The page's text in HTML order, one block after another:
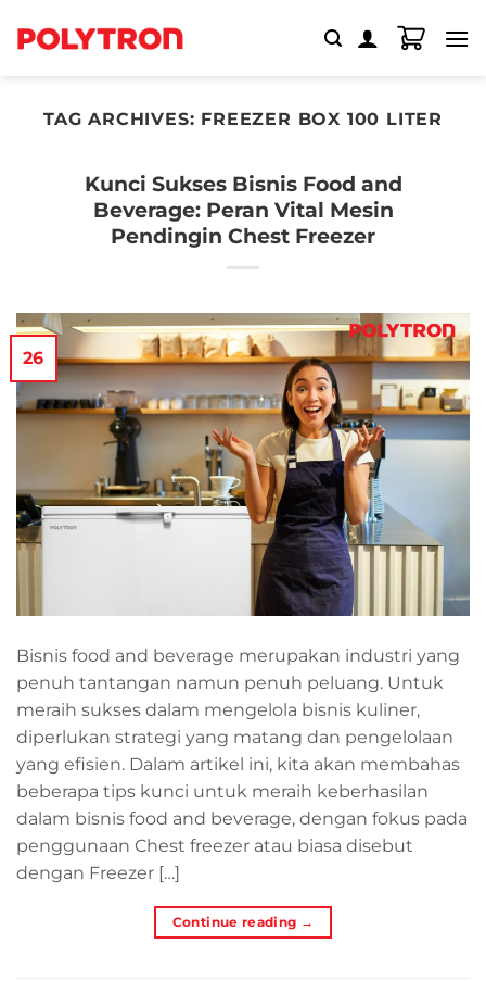
TAG ARCHIVES: FREEZER BOX 100 LITER
Kunci Sukses Bisnis Food and
Beverage: Peran Vital Mesin
Pendingin Chest Freezer
26
Bisnis food and beverage merupakan industri yang
penuh tantangan namun penuh peluang. Untuk
meraih sukses dalam mengelola bisnis kuliner,
diperlukan strategi yang matang dan pengelolaan
yang efisien. Dalam artikel ini, kita akan membahas
beberapa tips kunci untuk meraih keberhasilan
dalam bisnis food and beverage, dengan fokus pada
penggunaan Chest freezer atau biasa disebut
dengan Freezer […]
Continue reading →